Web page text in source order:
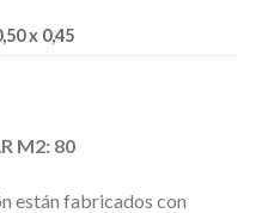
x 0,45
M2: 80
están fabricados con